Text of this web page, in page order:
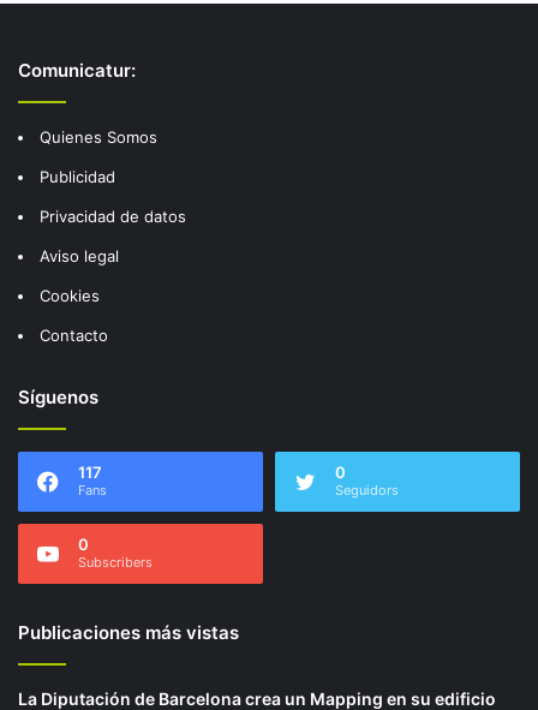
Comunicatur:
Quienes Somos
Publicidad
Privacidad de datos
Aviso legal
Cookies
Contacto
Síguenos
117
Fans
0
Seguidors
0
Subscribers
Publicaciones más vistas
La Diputación de Barcelona crea un Mapping en su edificio